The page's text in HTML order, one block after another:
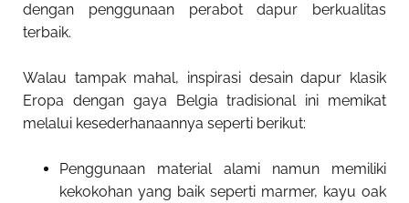
dengan penggunaan perabot dapur berkualitas
terbaik.
Walau tampak mahal, inspirasi desain dapur klasik
Eropa dengan gaya Belgia tradisional ini memikat
melalui kesederhanaannya seperti berikut:
Penggunaan material alami namun memiliki
kekokohan yang baik seperti marmer, kayu oak